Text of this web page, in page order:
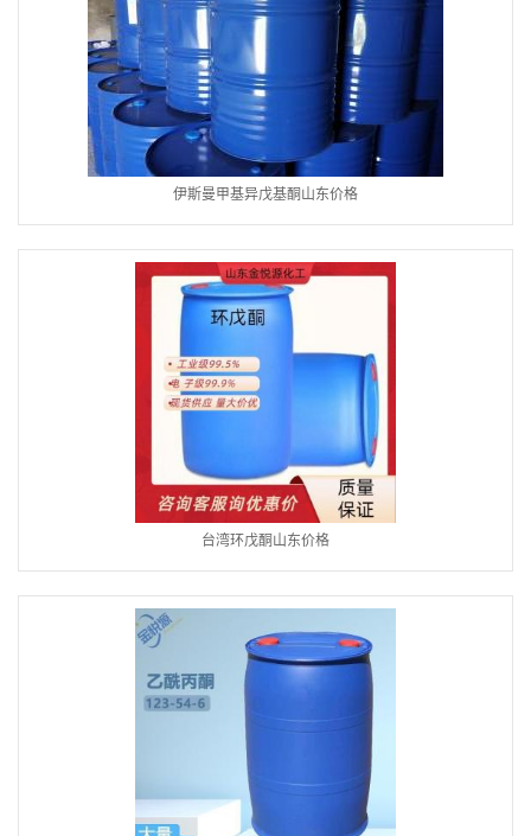
伊斯曼甲基异戊基酮山东价格
台湾环戊酮山东价格